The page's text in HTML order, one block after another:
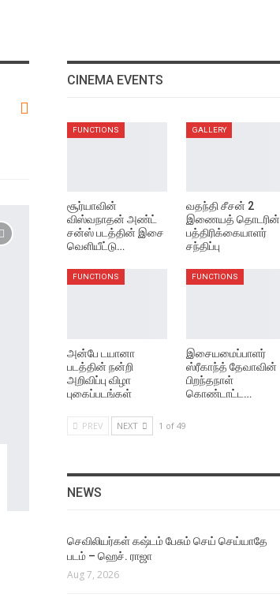
CINEMA EVENTS
FUNCTIONS
சூர்யாவின்
விஸ்வநாதன் அண்ட்
சன்ஸ் படத்தின் இசை
வெளியீட்டு…
GALLERY
வதந்தி சீசன் 2
இணையத் தொடரின்
பத்திரிக்கையாளர்
சந்திப்பு
FUNCTIONS
அன்பே டயானா
படத்தின் நன்றி
அறிவிப்பு விழா
புகைப்படங்கள்
FUNCTIONS
இசையமைப்பாளர்
ஸ்ரீகாந்த் தேவாவின்
பிறந்தநாள்
கொண்டாட்ட…
PREV NEXT 1 of 49
NEWS
செவிலியர்கள் கஷ்டம் பேசும் செய் செய்யாதே
படம் – ஹெச். ராஜா
Aug 7, 2026